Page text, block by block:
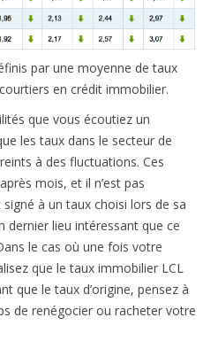
par une moyenne de taux
en crédit immobilier.
que vous écoutiez un
les taux dans le secteur de
à des fluctuations. Ces
mois, et il n’est pas
signé à un taux choisi lors de sa
dernier lieu intéressant que ce
le cas où une fois votre
que le taux immobilier LCL
que le taux d’origine, pensez à
de renégocier ou racheter votre